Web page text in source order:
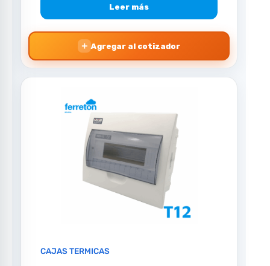
Leer más
＋ Agregar al cotizador
CAJAS TERMICAS